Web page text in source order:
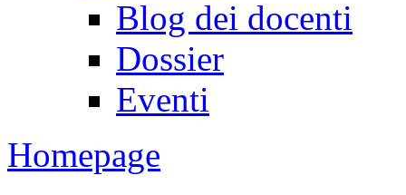
Blog dei docenti
Dossier
Eventi
Homepage